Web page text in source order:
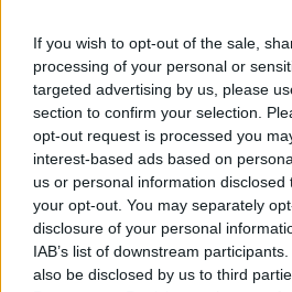
If you wish to opt-out of the sale,
processing of your personal or
targeted advertising by us, please
section to confirm your selection.
opt-out request is processed you
interest-based ads based on
us or personal information
your opt-out. You may separately
disclosure of your personal
IAB’s list of downstream
also be disclosed by us to third
Ak ťa článok zaujal, odoberaj naše
novinky emailom (zvyčajne raz za
týždne)
Fotogaléria